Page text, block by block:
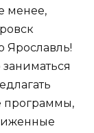
менее,
Ярославль!
программы,